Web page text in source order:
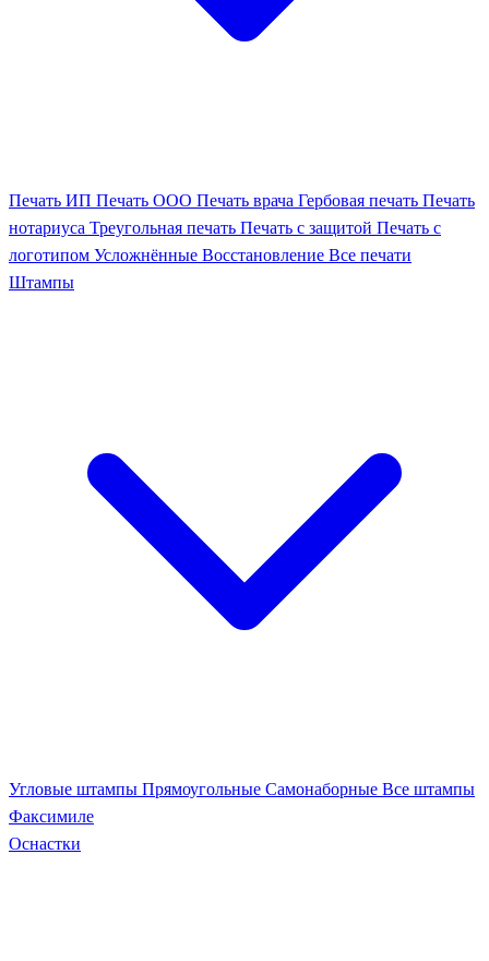
Печать ИП Печать ООО Печать врача Гербовая печать Печать
нотариуса Треугольная печать Печать с защитой Печать с
логотипом Усложнённые Восстановление Все печати
Штампы
Угловые штампы Прямоугольные Самонаборные Все штампы
Факсимиле
Оснастки